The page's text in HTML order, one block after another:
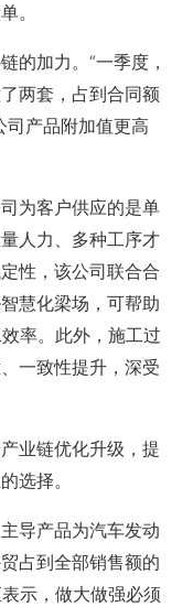
。
加力。“一季度，
两套，占到合同额
司产品附加值更高
为客户供应的是单
人力、多种工序才
性，该公司联合合
慧化梁场，可帮助
率。此外，施工过
一致性提升，深受
业链优化升级，提
选择。
导产品为汽车发动
占到全部销售额的
示，做大做强必须